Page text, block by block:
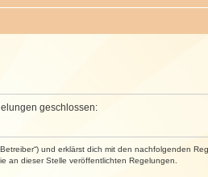
geschlossen:
und erklärst dich mit den nachfolgenden
an dieser Stelle veröffentlichten Regelungen.